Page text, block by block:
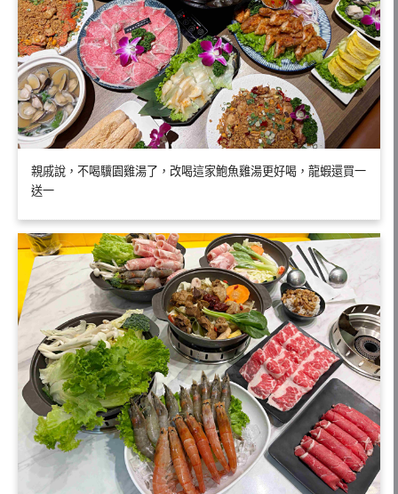
親戚說，不喝驥園雞湯了，改喝這家鮑魚雞湯更好喝，龍蝦還買一
送一